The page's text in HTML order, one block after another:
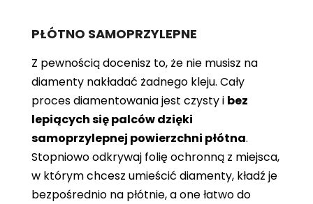
PŁÓTNO SAMOPRZYLEPNE
Z pewnością docenisz to, że nie musisz na
diamenty nakładać żadnego kleju. Cały
proces diamentowania jest czysty i bez
lepiących się palców dzięki
samoprzylepnej powierzchni płótna.
Stopniowo odkrywaj folię ochronną z miejsca,
w którym chcesz umieścić diamenty, kładź je
bezpośrednio na płótnie, a one łatwo do